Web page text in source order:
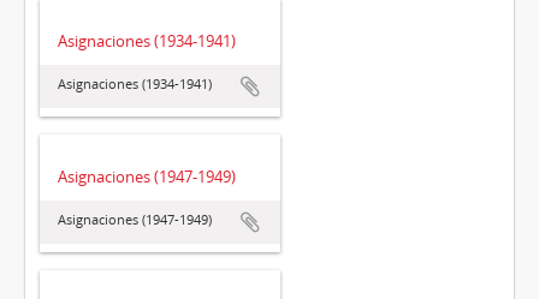
Asignaciones (1934-1941)
Asignaciones (1934-1941)
Asignaciones (1947-1949)
Asignaciones (1947-1949)